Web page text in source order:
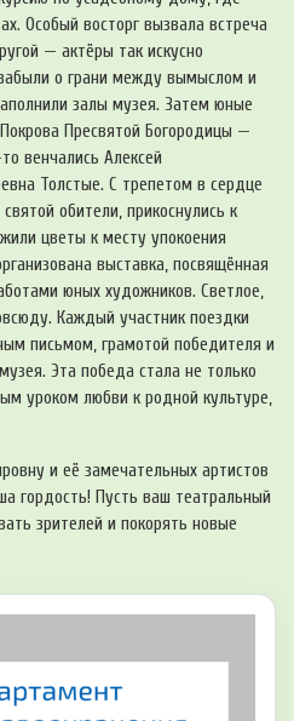
Особый восторг вызвала встреча
— актёры так искусно
о грани между вымыслом и
залы музея. Затем юные
Пресвятой Богородицы —
венчались Алексей
Толстые. С трепетом в сердце
обители, прикоснулись к
цветы к месту упокоения
выставка, посвящённая
юных художников. Светлое,
Каждый участник поездки
письмом, грамотой победителя и
Эта победа стала не только
уроком любви к родной культуре,
и её замечательных артистов
гордость! Пусть ваш театральный
зрителей и покорять новые